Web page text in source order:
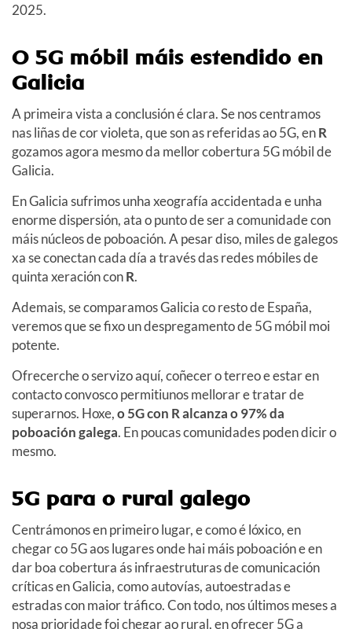
2025.
O 5G móbil máis estendido en
Galicia
A primeira vista a conclusión é clara. Se nos centramos
nas liñas de cor violeta, que son as referidas ao 5G, enR
gozamos agora mesmo da mellor cobertura 5G móbil de
Galicia.
En Galicia sufrimos unha xeografía accidentada e unha
enorme dispersión, ata o punto de ser a comunidade con
máis núcleos de poboación. A pesar diso, miles de galegos
xa se conectan cada día a través das redes móbiles de
quinta xeración conR.
Ademais, se comparamos Galicia co resto de España,
veremos que se fixo un despregamento de 5G móbil moi
potente.
Ofrecerche o servizo aquí, coñecer o terreo e estar en
contacto convosco permitiunos mellorar e tratar de
superarnos. Hoxe,o 5G con R alcanza o 97% da
poboación galega. En poucas comunidades poden dicir o
mesmo.
5G para o rural galego
Centrámonos en primeiro lugar, e como é lóxico, en
chegar co 5G aos lugares onde hai máis poboación e en
dar boa cobertura ás infraestruturas de comunicación
críticas en Galicia, como autovías, autoestradas e
estradas con maior tráfico. Con todo, nos últimos meses a
nosa prioridade foi chegar ao rural, en ofrecer 5G a